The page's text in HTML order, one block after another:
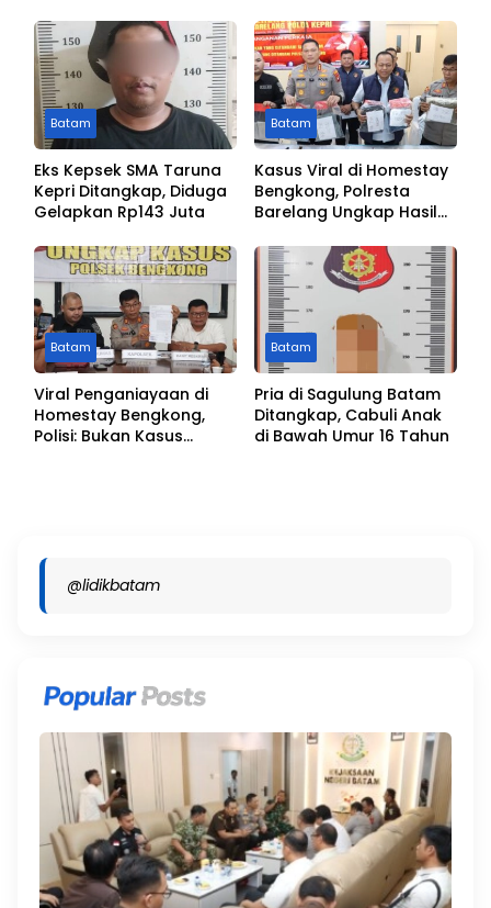
Batam
Eks Kepsek SMA Taruna
Kepri Ditangkap, Diduga
Gelapkan Rp143 Juta
Batam
Kasus Viral di Homestay
Bengkong, Polresta
Barelang Ungkap Hasil
Perkara
Batam
Viral Penganiayaan di
Homestay Bengkong,
Polisi: Bukan Kasus
Batam
Pria di Sagulung Batam
Ditangkap, Cabuli Anak
di Bawah Umur 16 Tahun
@lidikbatam